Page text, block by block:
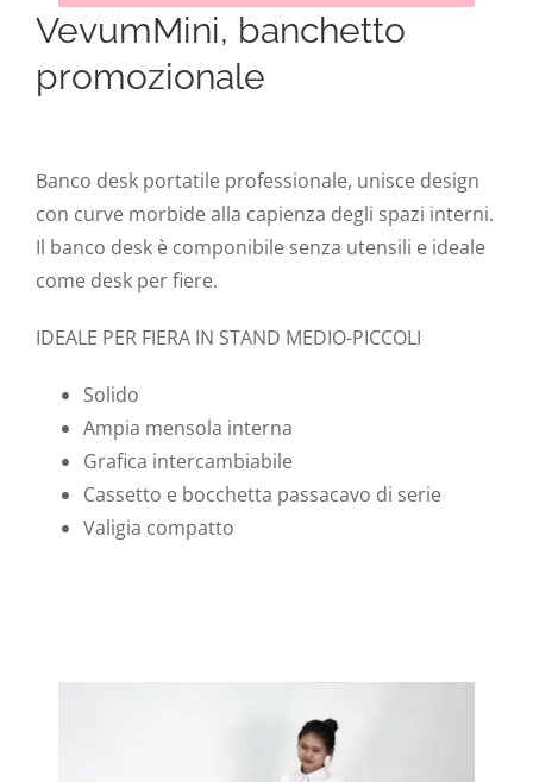
VevumMini, banchetto
promozionale
Banco desk portatile professionale, unisce design
con curve morbide alla capienza degli spazi interni.
Il banco desk è componibile senza utensili e ideale
come desk per fiere.
IDEALE PER FIERA IN STAND MEDIO-PICCOLI
Solido
Ampia mensola interna
Grafica intercambiabile
Cassetto e bocchetta passacavo di serie
Valigia compatto